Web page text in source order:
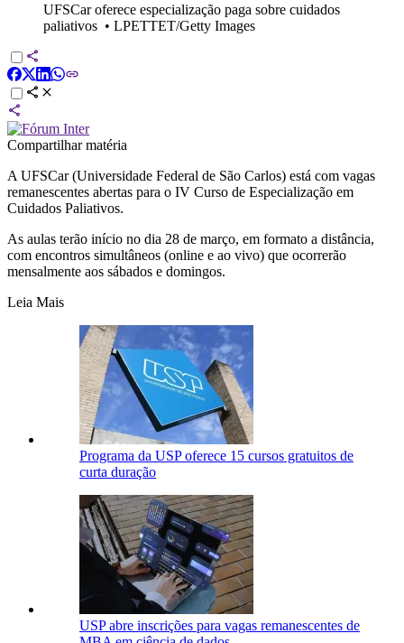
UFSCar oferece especialização paga sobre cuidados
paliativos • LPETTET/Getty Images
Compartilhar matéria
A UFSCar (Universidade Federal de São Carlos) está com vagas
remanescentes abertas para o IV Curso de Especialização em
Cuidados Paliativos.
As aulas terão início no dia 28 de março, em formato a distância,
com encontros simultâneos (online e ao vivo) que ocorrerão
mensalmente aos sábados e domingos.
Leia Mais
Programa da USP oferece 15 cursos gratuitos de
curta duração
USP abre inscrições para vagas remanescentes de